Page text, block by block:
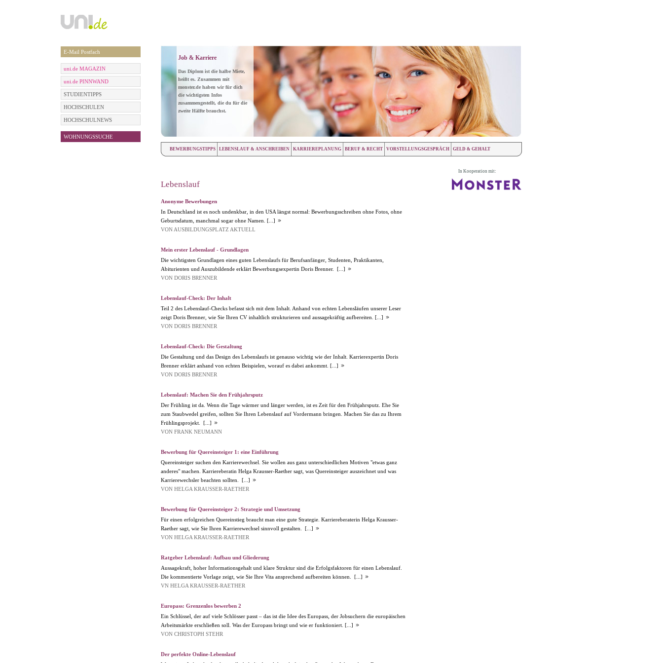
E-Mail Postfach
uni.de MAGAZIN
uni.de PINNWAND
STUDIENTIPPS
HOCHSCHULEN
HOCHSCHULNEWS
WOHNUNGSSUCHE
Job & Karriere
Das Diplom ist die halbe Miete,
heißt es. Zusammen mit
monster.de haben wir für dich
die wichtigsten Infos
zusammengestellt, die du für die
zweite Hälfte brauchst.
BEWERBUNGSTIPPS LEBENSLAUF & ANSCHREIBEN KARRIEREPLANUNG BERUF & RECHT VORSTELLUNGSGESPRÄCH GELD & GEHALT
Lebenslauf
Anonyme Bewerbungen
In Deutschland ist es noch undenkbar, in den USA längst normal: Bewerbungsschreiben ohne Fotos, ohne
Geburtsdatum, manchmal sogar ohne Namen. [...]
VON AUSBILDUNGSPLATZ AKTUELL
Mein erster Lebenslauf - Grundlagen
Die wichtigsten Grundlagen eines guten Lebenslaufs für Berufsanfänger, Studenten, Praktikanten,
Abiturienten und Auszubildende erklärt Bewerbungsexpertin Doris Brenner.
[...]
VON DORIS BRENNER
Lebenslauf-Check: Der Inhalt
Teil 2 des Lebenslauf-Checks befasst sich mit dem Inhalt. Anhand von echten Lebensläufen unserer Leser
zeigt Doris Brenner, wie Sie Ihren CV inhaltlich strukturieren und aussagekräftig aufbereiten. [...]
VON DORIS BRENNER
Lebenslauf-Check: Die Gestaltung
Die Gestaltung und das Design des Lebenslaufs ist genauso wichtig wie der Inhalt. Karrierexpertin Doris
Brenner erklärt anhand von echten Beispielen, worauf es dabei ankommt. [...]
VON DORIS BRENNER
Lebenslauf: Machen Sie den Frühjahrsputz
Der Frühling ist da. Wenn die Tage wärmer und länger werden, ist es Zeit für den Frühjahrsputz. Ehe Sie
zum Staubwedel greifen, sollten Sie Ihren Lebenslauf auf Vordermann bringen. Machen Sie das zu Ihrem
Frühlingsprojekt.
[...]
VON FRANK NEUMANN
Bewerbung für Quereinsteiger 1: eine Einführung
Quereinsteiger suchen den Karrierewechsel. Sie wollen aus ganz unterschiedlichen Motiven "etwas ganz
anderes" machen. Karriereberatin Helga Krausser-Raether sagt, was Quereinsteiger auszeichnet und was
Karrierewechsler beachten sollten.
[...]
VON HELGA KRAUSSER-RAETHER
Bewerbung für Quereinsteiger 2: Strategie und Umsetzung
Für einen erfolgreichen Quereinstieg braucht man eine gute Strategie. Karriereberaterin Helga Krausser-
Raether sagt, wie Sie Ihren Karrierewechsel sinnvoll gestalten.
[...]
VON HELGA KRAUSSER-RAETHER
Ratgeber Lebenslauf: Aufbau und Gliederung
Aussagekraft, hoher Informationsgehalt und klare Struktur sind die Erfolgsfaktoren für einen Lebenslauf.
Die kommentierte Vorlage zeigt, wie Sie Ihre Vita ansprechend aufbereiten können.
[...]
VN HELGA KRAUSSER-RAETHER
Europass: Grenzenlos bewerben 2
Ein Schlüssel, der auf viele Schlösser passt – das ist die Idee des Europass, der Jobsuchern die europäischen
Arbeitsmärkte erschließen soll. Was der Europass bringt und wie er funktioniert. [...]
VON CHRISTOPH STEHR
Der perfekte Online-Lebenslauf
In Kooperation mit: